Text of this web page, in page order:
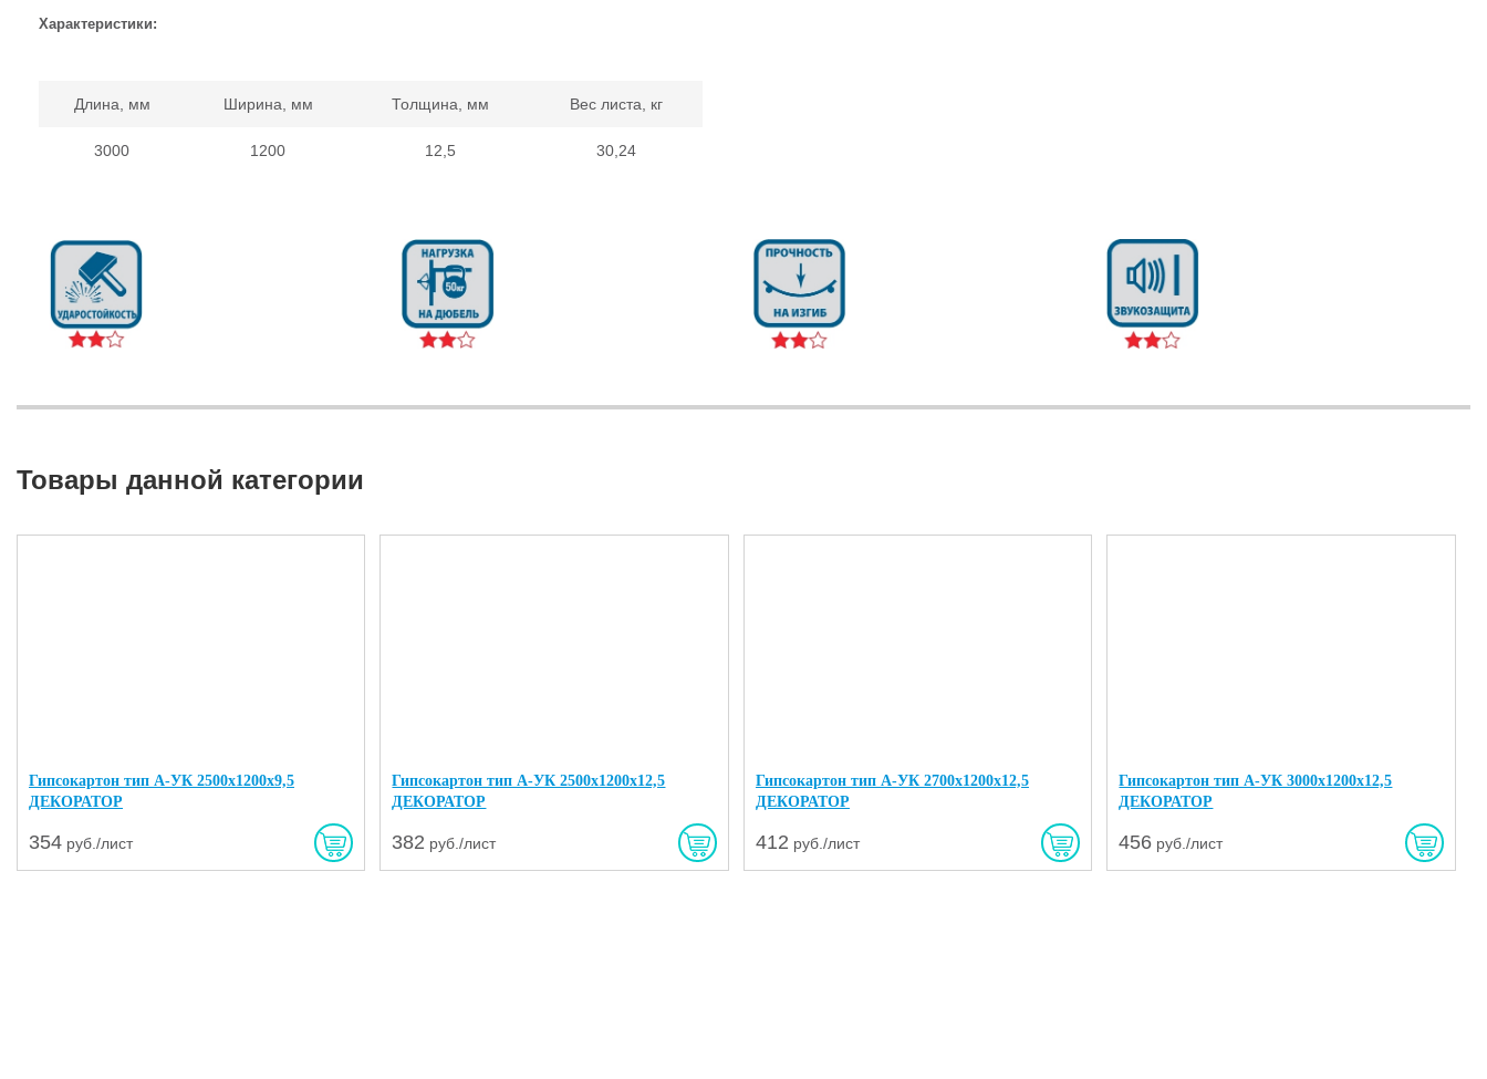
Характеристики:
Длина, мм Ширина, мм Толщина, мм Вес листа, кг
3000 1200 12,5 30,24
Товары данной категории
Гипсокартон тип А-УК 2500х1200х9,5
ДЕКОРАТОР
354 руб./лист
Гипсокартон тип А-УК 2500х1200х12,5
ДЕКОРАТОР
382 руб./лист
Гипсокартон тип А-УК 2700х1200х12,5
ДЕКОРАТОР
412 руб./лист
Гипсокартон тип А-УК 3000х1200х12,5
ДЕКОРАТОР
456 руб./лист